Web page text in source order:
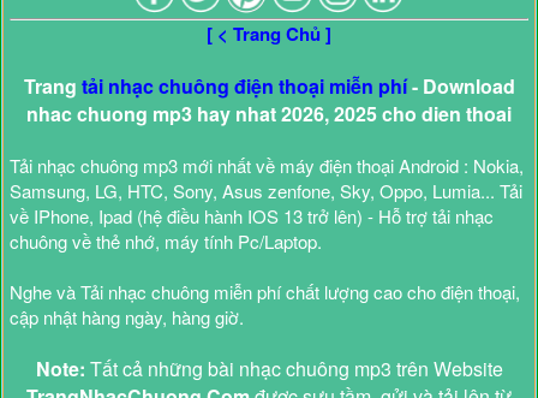
[ < Trang Chủ ]
Trang tải nhạc chuông điện thoại miễn phí- Download
nhac chuong mp3 hay nhat 2026, 2025 cho dien thoai
Tải nhạc chuông mp3 mới nhất về máy điện thoại Android : Nokia,
Samsung, LG, HTC, Sony, Asus zenfone, Sky, Oppo, Lumia... Tải
về IPhone, Ipad (hệ điều hành IOS 13 trở lên) - Hỗ trợ tải nhạc
chuông về thẻ nhớ, máy tính Pc/Laptop.
Nghe và Tải nhạc chuông miễn phí chất lượng cao cho điện thoại,
cập nhật hàng ngày, hàng giờ.
Note: Tất cả những bài nhạc chuông mp3 trên Website